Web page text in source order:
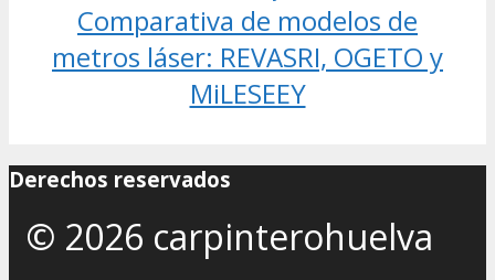
Comparativa de modelos de
metros láser: REVASRI, OGETO y
MiLESEEY
Derechos reservados
© 2026 carpinterohuelva